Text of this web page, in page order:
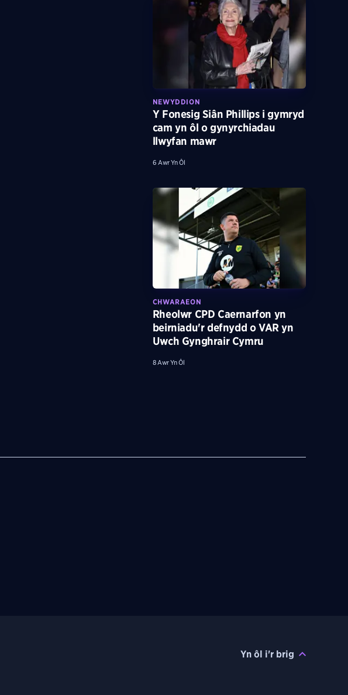
NEWYDDION
Y Fonesig Siân Phillips i gymryd
cam yn ôl o gynyrchiadau
llwyfan mawr
6 Awr Yn Ôl
CHWARAEON
Rheolwr CPD Caernarfon yn
beirniadu'r defnydd o VAR yn
Uwch Gynghrair Cymru
8 Awr Yn Ôl
Yn ôl i'r brig